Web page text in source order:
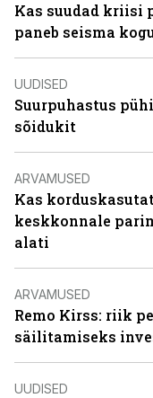
Kas suudad kriisi
paneb seisma
UUDISED
Suurpuhastus
sõidukit
ARVAMUSED
Kas
keskkonnale
alati
ARVAMUSED
Remo Kirss: riik
säilitamiseks
UUDISED